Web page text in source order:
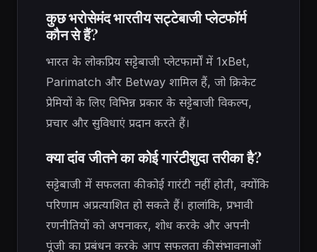
कुछ भरोसेमंद भारतीय सट्टेबाजी प्लेटफॉर्म
कौन से हैं?
भारत के लोकप्रिय सट्टेबाजी प्लेटफार्मों में 1xBet,
Parimatch और Betway शामिल हैं, जो क्रिकेट
प्रेमियों के लिए विभिन्न प्रकार के सट्टेबाजी विकल्प,
प्रचार और सुविधाएं प्रदान करते हैं।
क्या दांव जीतने का कोई गारंटीशुदा तरीका है?
सट्टेबाजी में सफलता की कोई गारंटी नहीं होती, क्योंकि
परिणाम अप्रत्याशित हो सकते हैं। हालांकि, प्रभावी
रणनीतियों को अपनाकर, शोध करके और अपनी
पूंजी का प्रबंधन करके आप सफलता की संभावनाओं